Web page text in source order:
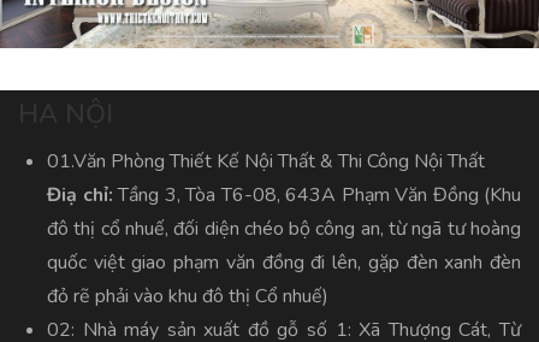
01.Văn Phòng Thiết Kế Nội Thất & Thi Công Nội Thất
Điạ chỉ:Tầng 3, Tòa T6-08, 643A Phạm Văn Đồng (Khu
đô thị cổ nhuế, đối diện chéo bộ công an, từ ngã tư hoàng
quốc việt giao phạm văn đồng đi lên, gặp đèn xanh đèn
đỏ rẽ phải vào khu đô thị Cổ nhuế)
02: Nhà máy sản xuất đồ gỗ số 1: Xã Thượng Cát, Từ